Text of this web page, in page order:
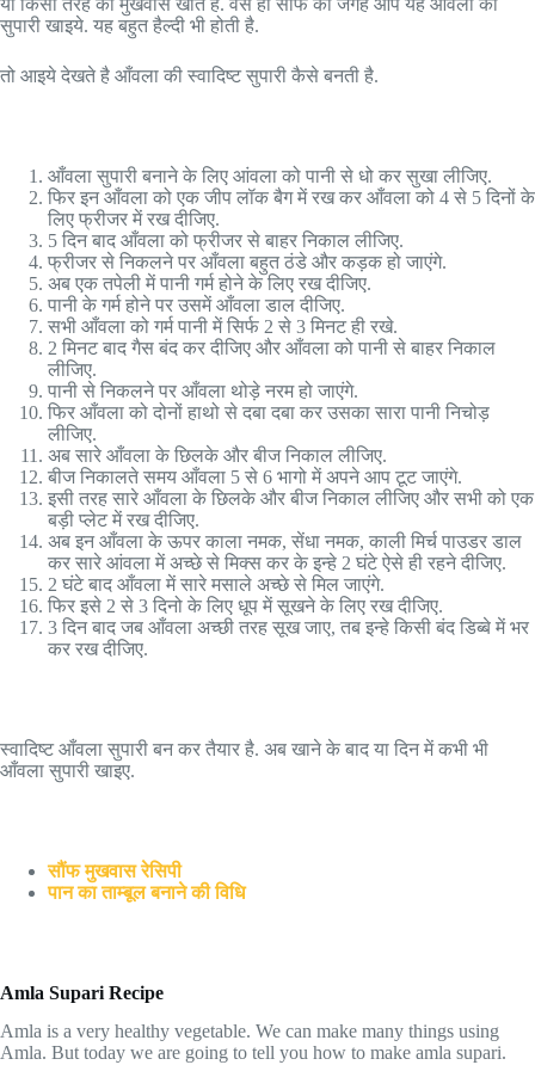
सुपारी खाइये. यह बहुत हैल्दी भी होती है.
तो आइये देखते है आँवला की स्वादिष्ट सुपारी कैसे बनती है.
आँवला सुपारी बनाने के लिए आंवला को पानी से धो कर सुखा लीजिए.
फिर इन आँवला को एक जीप लॉक बैग में रख कर आँवला को 4 से 5 दिनों के
लिए फ्रीजर में रख दीजिए.
5 दिन बाद आँवला को फ्रीजर से बाहर निकाल लीजिए.
फ्रीजर से निकलने पर आँवला बहुत ठंडे और कड़क हो जाएंगे.
अब एक तपेली में पानी गर्म होने के लिए रख दीजिए.
पानी के गर्म होने पर उसमें आँवला डाल दीजिए.
सभी आँवला को गर्म पानी में सिर्फ 2 से 3 मिनट ही रखे.
2 मिनट बाद गैस बंद कर दीजिए और आँवला को पानी से बाहर निकाल
लीजिए.
पानी से निकलने पर आँवला थोड़े नरम हो जाएंगे.
फिर आँवला को दोनों हाथो से दबा दबा कर उसका सारा पानी निचोड़
लीजिए.
अब सारे आँवला के छिलके और बीज निकाल लीजिए.
बीज निकालते समय आँवला 5 से 6 भागो में अपने आप टूट जाएंगे.
इसी तरह सारे आँवला के छिलके और बीज निकाल लीजिए और सभी को एक
बड़ी प्लेट में रख दीजिए.
अब इन आँवला के ऊपर काला नमक, सेंधा नमक, काली मिर्च पाउडर डाल
कर सारे आंवला में अच्छे से मिक्स कर के इन्हे 2 घंटे ऐसे ही रहने दीजिए.
2 घंटे बाद आँवला में सारे मसाले अच्छे से मिल जाएंगे.
फिर इसे 2 से 3 दिनो के लिए धूप में सूखने के लिए रख दीजिए.
3 दिन बाद जब आँवला अच्छी तरह सूख जाए, तब इन्हे किसी बंद डिब्बे में भर
कर रख दीजिए.
स्वादिष्ट आँवला सुपारी बन कर तैयार है. अब खाने के बाद या दिन में कभी भी
आँवला सुपारी खाइए.
सौंफ मुखवास रेसिपी
पान का ताम्बूल बनाने की विधि
Amla Supari Recipe
Amla is a very healthy vegetable. We can make many things using
Amla. But today we are going to tell you how to make amla supari.